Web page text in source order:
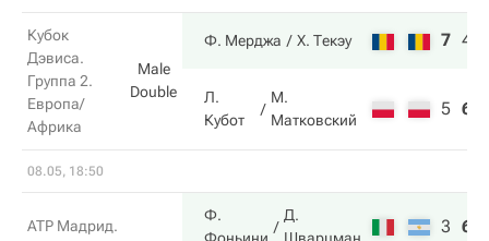
Кубок
Дэвиса.
Группа 2.
Европа/
Африка
Male
Double
Ф. Мерджа Х. Текэу 7 4
Л.
Кубот
М.
Матковский
5 6
08.05, 18:50
ATP Мадрид.
Ф.
Д.
3 6